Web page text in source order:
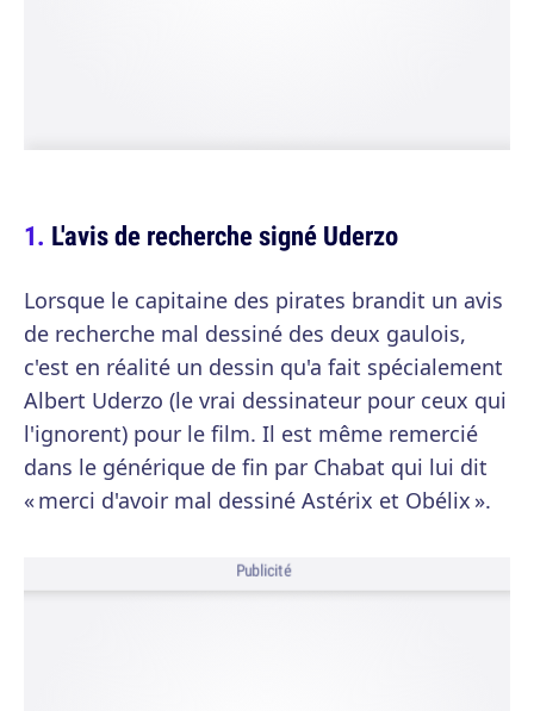
L'avis de recherche signé Uderzo
Lorsque le capitaine des pirates brandit un avis
de recherche mal dessiné des deux gaulois,
c'est en réalité un dessin qu'a fait spécialement
Albert Uderzo (le vrai dessinateur pour ceux qui
l'ignorent) pour le film. Il est même remercié
dans le générique de fin par Chabat qui lui dit
« merci d'avoir mal dessiné Astérix et Obélix ».
Publicité